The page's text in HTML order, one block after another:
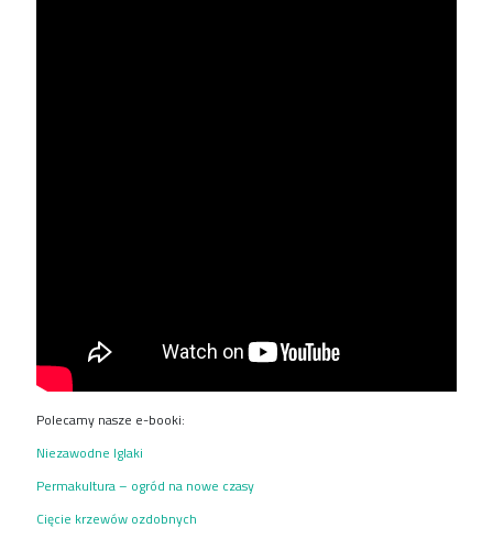
Polecamy nasze e-booki:
Niezawodne Iglaki
Permakultura – ogród na nowe czasy
Cięcie krzewów ozdobnych